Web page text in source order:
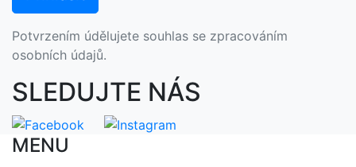
Potvrzením údělujete souhlas se zpracováním
osobních údajů.
SLEDUJTE NÁS
MENU